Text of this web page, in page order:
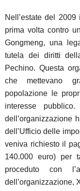
Nell’estate del
prima volta contro
Gongmeng, una
tutela dei diritti
Pechino. Questa
che mettevano
popolazione le
interesse
dell’organizzazione
dell’Ufficio delle
veniva richiesto il
140.000 euro) per
proceduto con
dell’organizzazione,